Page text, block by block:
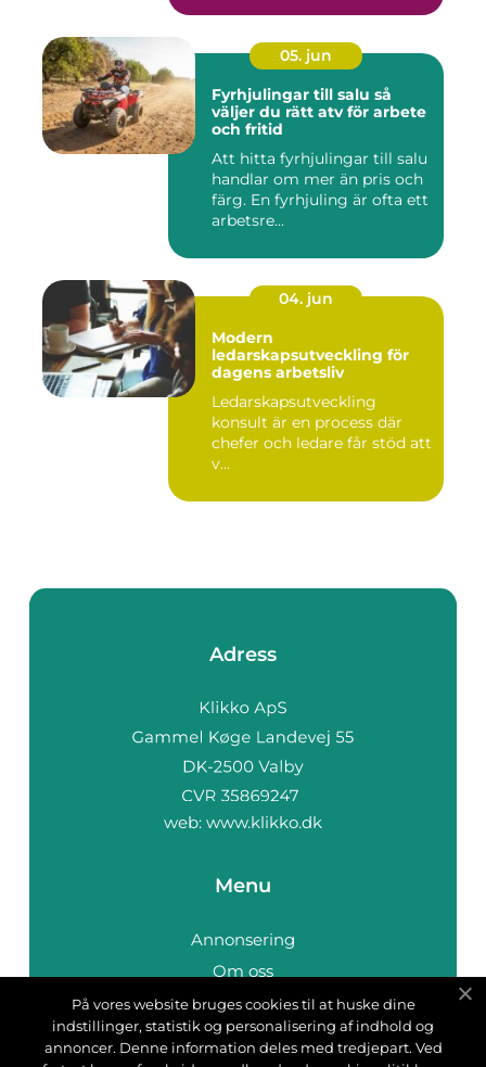
05. jun
Fyrhjulingar till salu så
väljer du rätt atv för arbete
och fritid
Att hitta fyrhjulingar till salu
handlar om mer än pris och
färg. En fyrhjuling är ofta ett
arbetsre...
04. jun
Modern
ledarskapsutveckling för
dagens arbetsliv
Ledarskapsutveckling
konsult är en process där
chefer och ledare får stöd att
v...
Adress
web: www.klikko.dk
Menu
Annonsering
Om oss
Cookies
Kontakta oss
På vores website bruges cookies til at huske dine
indstillinger, statistik og personalisering af indhold og
annoncer. Denne information deles med tredjepart. Ved